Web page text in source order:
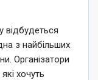
відбудеться
з найбільших
Організатори
хочуть